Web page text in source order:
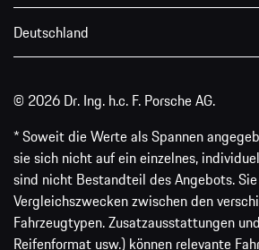
Deutschland
© 2026 Dr. Ing. h.c. F. Porsche AG.
* Soweit die Werte als Spannen
sie sich nicht auf ein einzelnes,
sind nicht Bestandteil des Angebots.
Vergleichszwecken zwischen den
Fahrzeugtypen. Zusatzausstattungen
Reifenformat usw.) können relevante